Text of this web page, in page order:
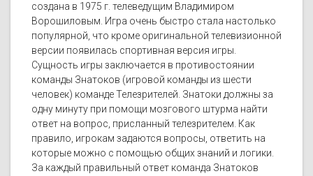
создана в 1975 г. телеведущим Владимиром
Ворошиловым. Игра очень быстро стала настолько
популярной, что кроме оригинальной телевизионной
версии появилась спортивная версия игры.
Сущность игры заключается в противостоянии
команды Знатоков (игровой команды из шести
человек) команде Телезрителей. Знатоки должны за
одну минуту при помощи мозгового штурма найти
ответ на вопрос, присланный телезрителем. Как
правило, игрокам задаются вопросы, ответить на
которые можно с помощью общих знаний и логики.
За каждый правильный ответ команда Знатоков